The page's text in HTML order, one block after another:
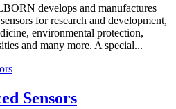
develops and manufactures
for research and development,
environmental protection,
and many more. A special...
Sensors